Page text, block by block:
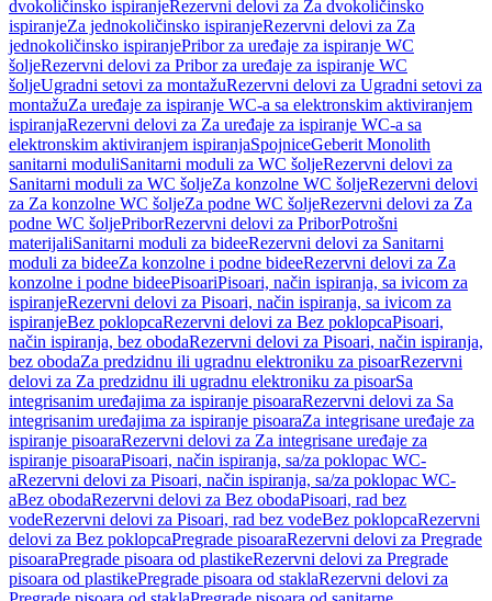
dvokoličinsko ispiranjeRezervni delovi za Za dvokoličinsko
ispiranjeZa jednokoličinsko ispiranjeRezervni delovi za Za
jednokoličinsko ispiranjePribor za uređaje za ispiranje WC
šoljeRezervni delovi za Pribor za uređaje za ispiranje WC
šoljeUgradni setovi za montažuRezervni delovi za Ugradni setovi za
montažuZa uređaje za ispiranje WC-a sa elektronskim aktiviranjem
ispiranjaRezervni delovi za Za uređaje za ispiranje WC-a sa
elektronskim aktiviranjem ispiranjaSpojniceGeberit Monolith
sanitarni moduliSanitarni moduli za WC šoljeRezervni delovi za
Sanitarni moduli za WC šoljeZa konzolne WC šoljeRezervni delovi
za Za konzolne WC šoljeZa podne WC šoljeRezervni delovi za Za
podne WC šoljePriborRezervni delovi za PriborPotrošni
materijaliSanitarni moduli za bideeRezervni delovi za Sanitarni
moduli za bideeZa konzolne i podne bideeRezervni delovi za Za
konzolne i podne bideePisoariPisoari, način ispiranja, sa ivicom za
ispiranjeRezervni delovi za Pisoari, način ispiranja, sa ivicom za
ispiranjeBez poklopcaRezervni delovi za Bez poklopcaPisoari,
način ispiranja, bez obodaRezervni delovi za Pisoari, način ispiranja,
bez obodaZa predzidnu ili ugradnu elektroniku za pisoarRezervni
delovi za Za predzidnu ili ugradnu elektroniku za pisoarSa
integrisanim uređajima za ispiranje pisoaraRezervni delovi za Sa
integrisanim uređajima za ispiranje pisoaraZa integrisane uređaje za
ispiranje pisoaraRezervni delovi za Za integrisane uređaje za
ispiranje pisoaraPisoari, način ispiranja, sa/za poklopac WC-
aRezervni delovi za Pisoari, način ispiranja, sa/za poklopac WC-
aBez obodaRezervni delovi za Bez obodaPisoari, rad bez
vodeRezervni delovi za Pisoari, rad bez vodeBez poklopcaRezervni
delovi za Bez poklopcaPregrade pisoaraRezervni delovi za Pregrade
pisoaraPregrade pisoara od plastikeRezervni delovi za Pregrade
pisoara od plastikePregrade pisoara od staklaRezervni delovi za